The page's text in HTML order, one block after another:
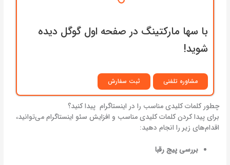
با سها مارکتینگ در صفحه اول گوگل دیده
شوید!
مشاوره تلفنی ثبت سفارش
چطور کلمات کلیدی مناسب را در اینستاگرام پیدا کنید؟
برای پیدا کردن کلمات کلیدی مناسب و افزایش سئو اینستاگرام می‌توانید،
اقدام‌های زیر را انجام دهید:
بررسی پیج رقبا